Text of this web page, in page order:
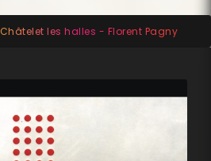
Châtelet les halles - Florent Pagny